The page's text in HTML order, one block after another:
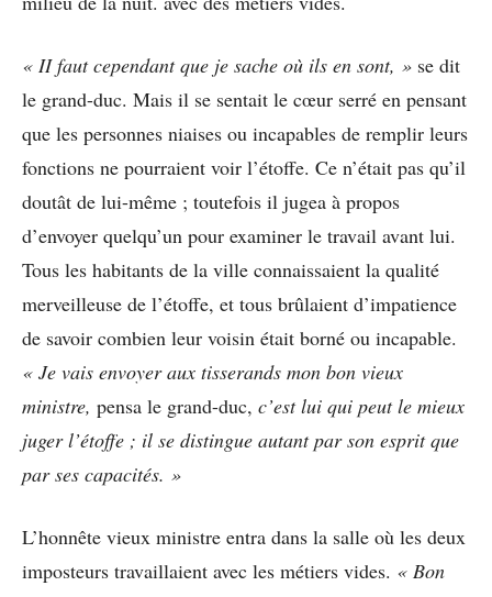
« II faut cependant que je sache où ils en sont, » se dit
le grand-duc. Mais il se sentait le cœur serré en pensant
que les personnes niaises ou incapables de remplir leurs
fonctions ne pourraient voir l’étoffe. Ce n’était pas qu’il
doutât de lui-même ; toutefois il jugea à propos
d’envoyer quelqu’un pour examiner le travail avant lui.
Tous les habitants de la ville connaissaient la qualité
merveilleuse de l’étoffe, et tous brûlaient d’impatience
de savoir combien leur voisin était borné ou incapable.
« Je vais envoyer aux tisserands mon bon vieux
ministre, pensa le grand-duc, c’est lui qui peut le mieux
juger l’étoffe ; il se distingue autant par son esprit que
par ses capacités. »
L’honnête vieux ministre entra dans la salle où les deux
imposteurs travaillaient avec les métiers vides. « Bon